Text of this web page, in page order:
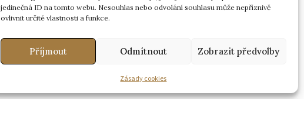
jedinečná ID na tomto webu. Nesouhlas nebo odvolání souhlasu může nepříznivě
ovlivnit určité vlastnosti a funkce.
Příjmout Odmítnout Zobrazit předvolby
Zásady cookies